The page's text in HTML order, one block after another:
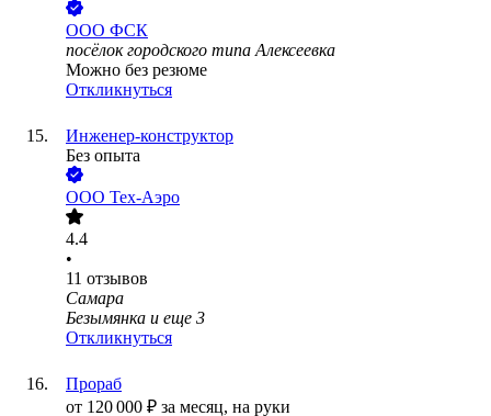
ООО ФСК
посёлок городского типа Алексеевка
Можно без резюме
Откликнуться
Инженер-конструктор
Без опыта
ООО Тех-Аэро
4.4
•
11 отзывов
Самара
Безымянка и еще 3
Откликнуться
Прораб
от 120 000 ₽ за месяц, на руки